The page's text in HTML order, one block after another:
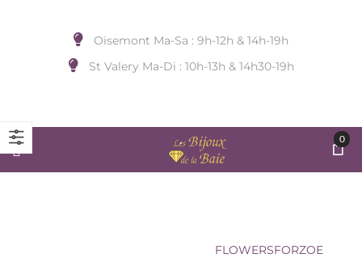
Oisemont Ma-Sa : 9h-12h & 14h-19h
St Valery Ma-Di : 10h-13h & 14h30-19h
0
FLOWERSFORZOE